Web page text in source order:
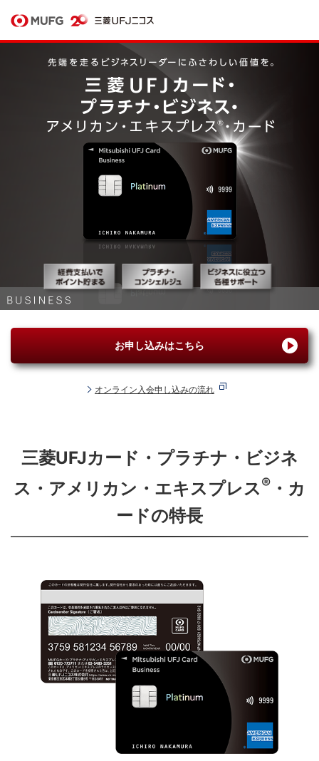
お申し込みはこちら
オンライン入会申し込みの流れ
三菱UFJカード・プラチナ・ ビジネ
ス・アメリカン・エキスプレス® ・カ
ードの特長